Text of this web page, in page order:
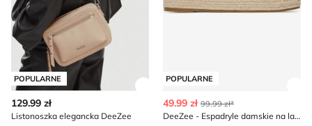
POPULARNE
129.99 zł
Listonoszka elegancka DeeZee
POPULARNE
49.99 zł 99.99 zł*
DeeZee - Espadryle damskie na lato